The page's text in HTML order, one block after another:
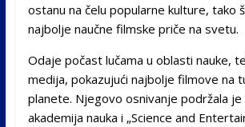
ostanu na čelu popularne kulture, tako
najbolje naučne filmske priče na svetu.
Odaje počast lučama u oblasti nauke,
medija, pokazujući najbolje filmove na
planete. Njegovo osnivanje podržala je
akademija nauka i „Science and